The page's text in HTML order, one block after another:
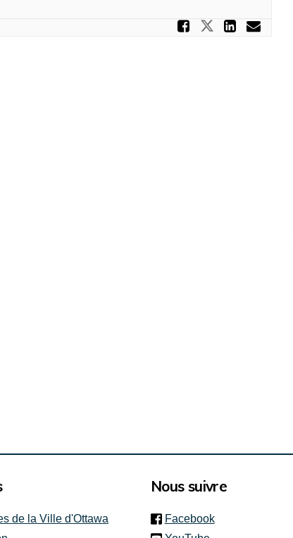
Partager
de la Ville d'Ottawa
Nous suivre
Facebook(link is external)